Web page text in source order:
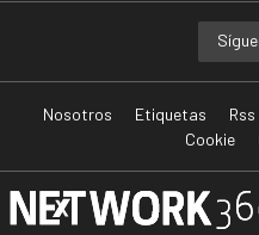
Nosotros Etiquetas Rss
Cookie